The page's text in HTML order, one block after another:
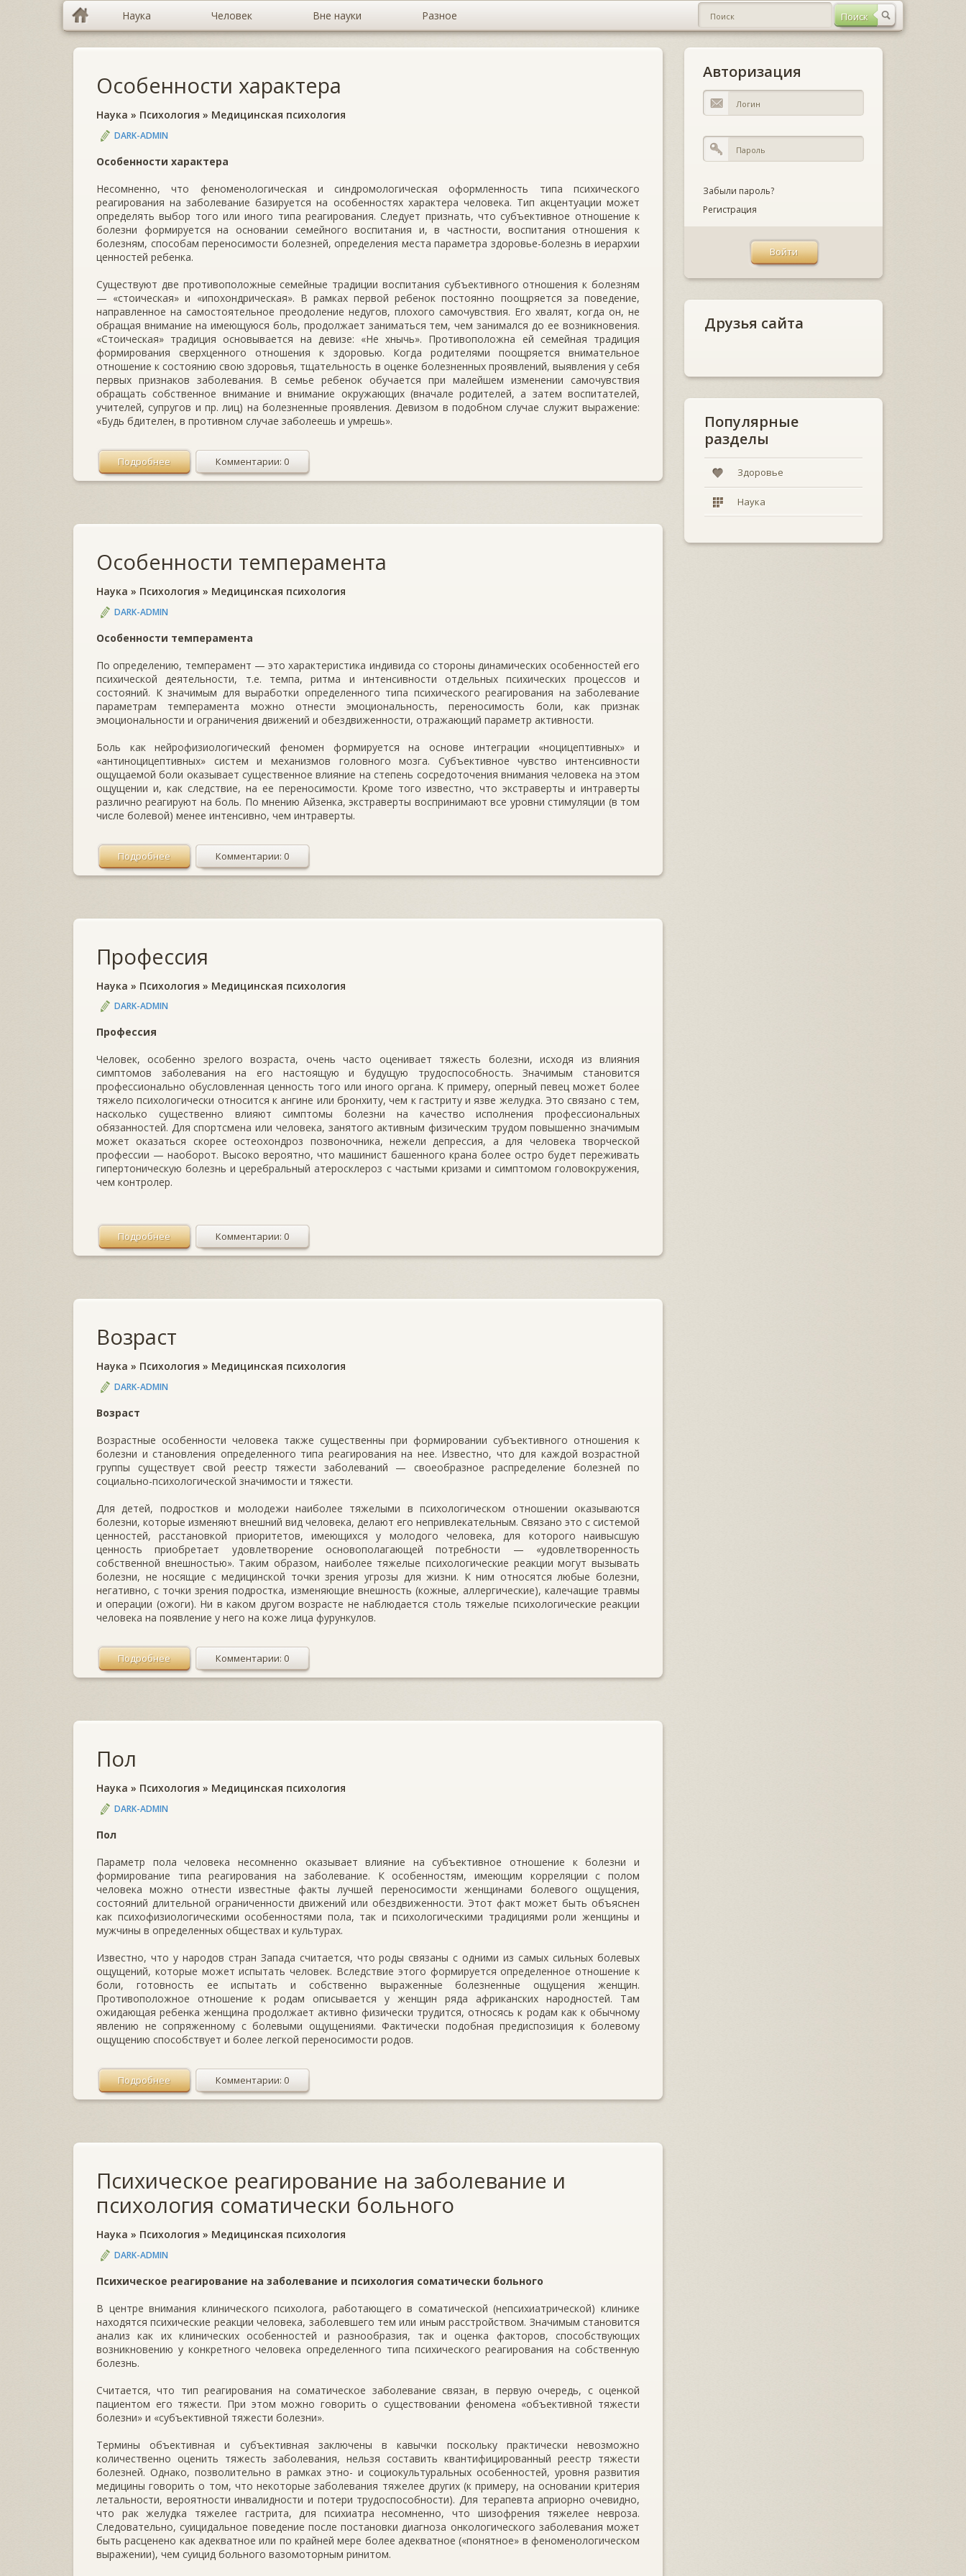
Наука Человек Вне науки Разное
Особенности характера
Наука » Психология » Медицинская психология
DARK-ADMIN
Особенности характера
Несомненно, что феноменологическая и синдромологическая оформленность типа психического
реагирования на заболевание базируется на особенностях характера человека. Тип акцентуации может
определять выбор того или иного типа реагирования. Следует признать, что субъективное отношение к
болезни формируется на основании семейного воспитания и, в частности, воспитания отношения к
болезням, способам переносимости болезней, определения места параметра здоровье-болезнь в иерархии
ценностей ребенка.
Существуют две противоположные семейные традиции воспитания субъективного отношения к болезням
— «стоическая» и «ипохондрическая». В рамках первой ребенок постоянно поощряется за поведение,
направленное на самостоятельное преодоление недугов, плохого самочувствия. Его хвалят, когда он, не
обращая внимание на имеющуюся боль, продолжает заниматься тем, чем занимался до ее возникновения.
«Стоическая» традиция основывается на девизе: «Не хнычь». Противоположна ей семейная традиция
формирования сверхценного отношения к здоровью. Когда родителями поощряется внимательное
отношение к состоянию свою здоровья, тщательность в оценке болезненных проявлений, выявления у себя
первых признаков заболевания. В семье ребенок обучается при малейшем изменении самочувствия
обращать собственное внимание и внимание окружающих (вначале родителей, а затем воспитателей,
учителей, супругов и пр. лиц) на болезненные проявления. Девизом в подобном случае служит выражение:
«Будь бдителен, в противном случае заболеешь и умрешь».
Подробнее Комментарии: 0
Особенности темперамента
Наука » Психология » Медицинская психология
DARK-ADMIN
Особенности темперамента
По определению, темперамент — это характеристика индивида со стороны динамических особенностей его
психической деятельности, т.е. темпа, ритма и интенсивности отдельных психических процессов и
состояний. К значимым для выработки определенного типа психического реагирования на заболевание
параметрам темперамента можно отнести эмоциональность, переносимость боли, как признак
эмоциональности и ограничения движений и обездвиженности, отражающий параметр активности.
Боль как нейрофизиологический феномен формируется на основе интеграции «ноцицептивных» и
«антиноцицептивных» систем и механизмов головного мозга. Субъективное чувство интенсивности
ощущаемой боли оказывает существенное влияние на степень сосредоточения внимания человека на этом
ощущении и, как следствие, на ее переносимости. Кроме того известно, что экстраверты и интраверты
различно реагируют на боль. По мнению Айзенка, экстраверты воспринимают все уровни стимуляции (в том
числе болевой) менее интенсивно, чем интраверты.
Подробнее Комментарии: 0
Профессия
Наука » Психология » Медицинская психология
DARK-ADMIN
Профессия
Человек, особенно зрелого возраста, очень часто оценивает тяжесть болезни, исходя из влияния
симптомов заболевания на его настоящую и будущую трудоспособность. Значимым становится
профессионально обусловленная ценность того или иного органа. К примеру, оперный певец может более
тяжело психологически относится к ангине или бронхиту, чем к гастриту и язве желудка. Это связано с тем,
насколько существенно влияют симптомы болезни на качество исполнения профессиональных
обязанностей. Для спортсмена или человека, занятого активным физическим трудом повышенно значимым
может оказаться скорее остеохондроз позвоночника, нежели депрессия, а для человека творческой
профессии — наоборот. Высоко вероятно, что машинист башенного крана более остро будет переживать
гипертоническую болезнь и церебральный атеросклероз с частыми кризами и симптомом головокружения,
чем контролер.
Подробнее Комментарии: 0
Возраст
Наука » Психология » Медицинская психология
DARK-ADMIN
Возраст
Возрастные особенности человека также существенны при формировании субъективного отношения к
болезни и становления определенного типа реагирования на нее. Известно, что для каждой возрастной
группы существует свой реестр тяжести заболеваний — своеобразное распределение болезней по
социально-психологической значимости и тяжести.
Для детей, подростков и молодежи наиболее тяжелыми в психологическом отношении оказываются
болезни, которые изменяют внешний вид человека, делают его непривлекательным. Связано это с системой
ценностей, расстановкой приоритетов, имеющихся у молодого человека, для которого наивысшую
ценность приобретает удовлетворение основополагающей потребности — «удовлетворенность
собственной внешностью». Таким образом, наиболее тяжелые психологические реакции могут вызывать
болезни, не носящие с медицинской точки зрения угрозы для жизни. К ним относятся любые болезни,
негативно, с точки зрения подростка, изменяющие внешность (кожные, аллергические), калечащие травмы
и операции (ожоги). Ни в каком другом возрасте не наблюдается столь тяжелые психологические реакции
человека на появление у него на коже лица фурункулов.
Подробнее Комментарии: 0
Пол
Наука » Психология » Медицинская психология
DARK-ADMIN
Пол
Параметр пола человека несомненно оказывает влияние на субъективное отношение к болезни и
формирование типа реагирования на заболевание. К особенностям, имеющим корреляции с полом
человека можно отнести известные факты лучшей переносимости женщинами болевого ощущения,
состояний длительной ограниченности движений или обездвиженности. Этот факт может быть объяснен
как психофизиологическими особенностями пола, так и психологическими традициями роли женщины и
мужчины в определенных обществах и культурах.
Известно, что у народов стран Запада считается, что роды связаны с одними из самых сильных болевых
ощущений, которые может испытать человек. Вследствие этого формируется определенное отношение к
боли, готовность ее испытать и собственно выраженные болезненные ощущения женщин.
Противоположное отношение к родам описывается у женщин ряда африканских народностей. Там
ожидающая ребенка женщина продолжает активно физически трудится, относясь к родам как к обычному
явлению не сопряженному с болевыми ощущениями. Фактически подобная предиспозиция к болевому
ощущению способствует и более легкой переносимости родов.
Подробнее Комментарии: 0
Психическое реагирование на заболевание и
психология соматически больного
Наука » Психология » Медицинская психология
DARK-ADMIN
Психическое реагирование на заболевание и психология соматически больного
В центре внимания клинического психолога, работающего в соматической (непсихиатрической) клинике
находятся психические реакции человека, заболевшего тем или иным расстройством. Значимым становится
анализ как их клинических особенностей и разнообразия, так и оценка факторов, способствующих
возникновению у конкретного человека определенного типа психического реагирования на собственную
болезнь.
Считается, что тип реагирования на соматическое заболевание связан, в первую очередь, с оценкой
пациентом его тяжести. При этом можно говорить о существовании феномена «объективной тяжести
болезни» и «субъективной тяжести болезни».
Термины объективная и субъективная заключены в кавычки поскольку практически невозможно
количественно оценить тяжесть заболевания, нельзя составить квантифицированный реестр тяжести
болезней. Однако, позволительно в рамках этно- и социокультуральных особенностей, уровня развития
медицины говорить о том, что некоторые заболевания тяжелее других (к примеру, на основании критерия
летальности, вероятности инвалидности и потери трудоспособности). Для терапевта априорно очевидно,
что рак желудка тяжелее гастрита, для психиатра несомненно, что шизофрения тяжелее невроза.
Следовательно, суицидальное поведение после постановки диагноза онкологического заболевания может
быть расценено как адекватное или по крайней мере более адекватное («понятное» в феноменологическом
выражении), чем суицид больного вазомоторным ринитом.
Авторизация
Забыли пароль?
Регистрация
Друзья сайта
Популярные
разделы
Здоровье
Наука